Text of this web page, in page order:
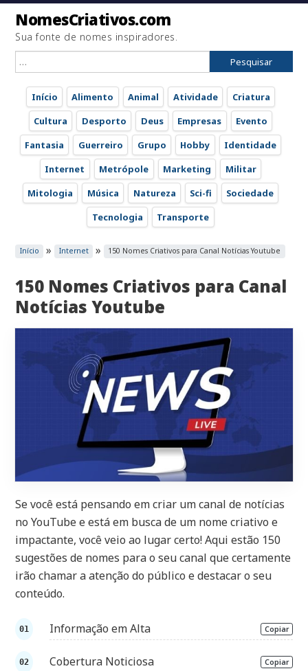
NomesCriativos.com
Sua fonte de nomes inspiradores.
por:
Início Alimento Animal Atividade
Criatura
Cultura
Desporto Deus Empresas
Evento
Fantasia
Guerreiro Grupo Hobby
Identidade
Internet
Metrópole Marketing
Militar
Mitologia
Música Natureza Sci-fi
Sociedade
Tecnologia
Transporte
Início » Internet » 150 Nomes Criativos para Canal Notícias Youtube
150 Nomes Criativos para Canal
Notícias Youtube
Se você está pensando em criar um canal de notícias
no YouTube e está em busca de um nome criativo e
impactante, você veio ao lugar certo! Aqui estão 150
sugestões de nomes para o seu canal que certamente
irão chamar a atenção do público e destacar o seu
conteúdo.
Informação em Alta Copiar
Cobertura Noticiosa Copiar